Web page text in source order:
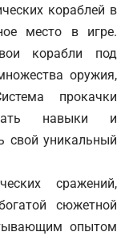
кораблей в
место в игре.
корабли под
оружия,
прокачки
навыки и
свой уникальный
сражений,
сюжетной
опытом